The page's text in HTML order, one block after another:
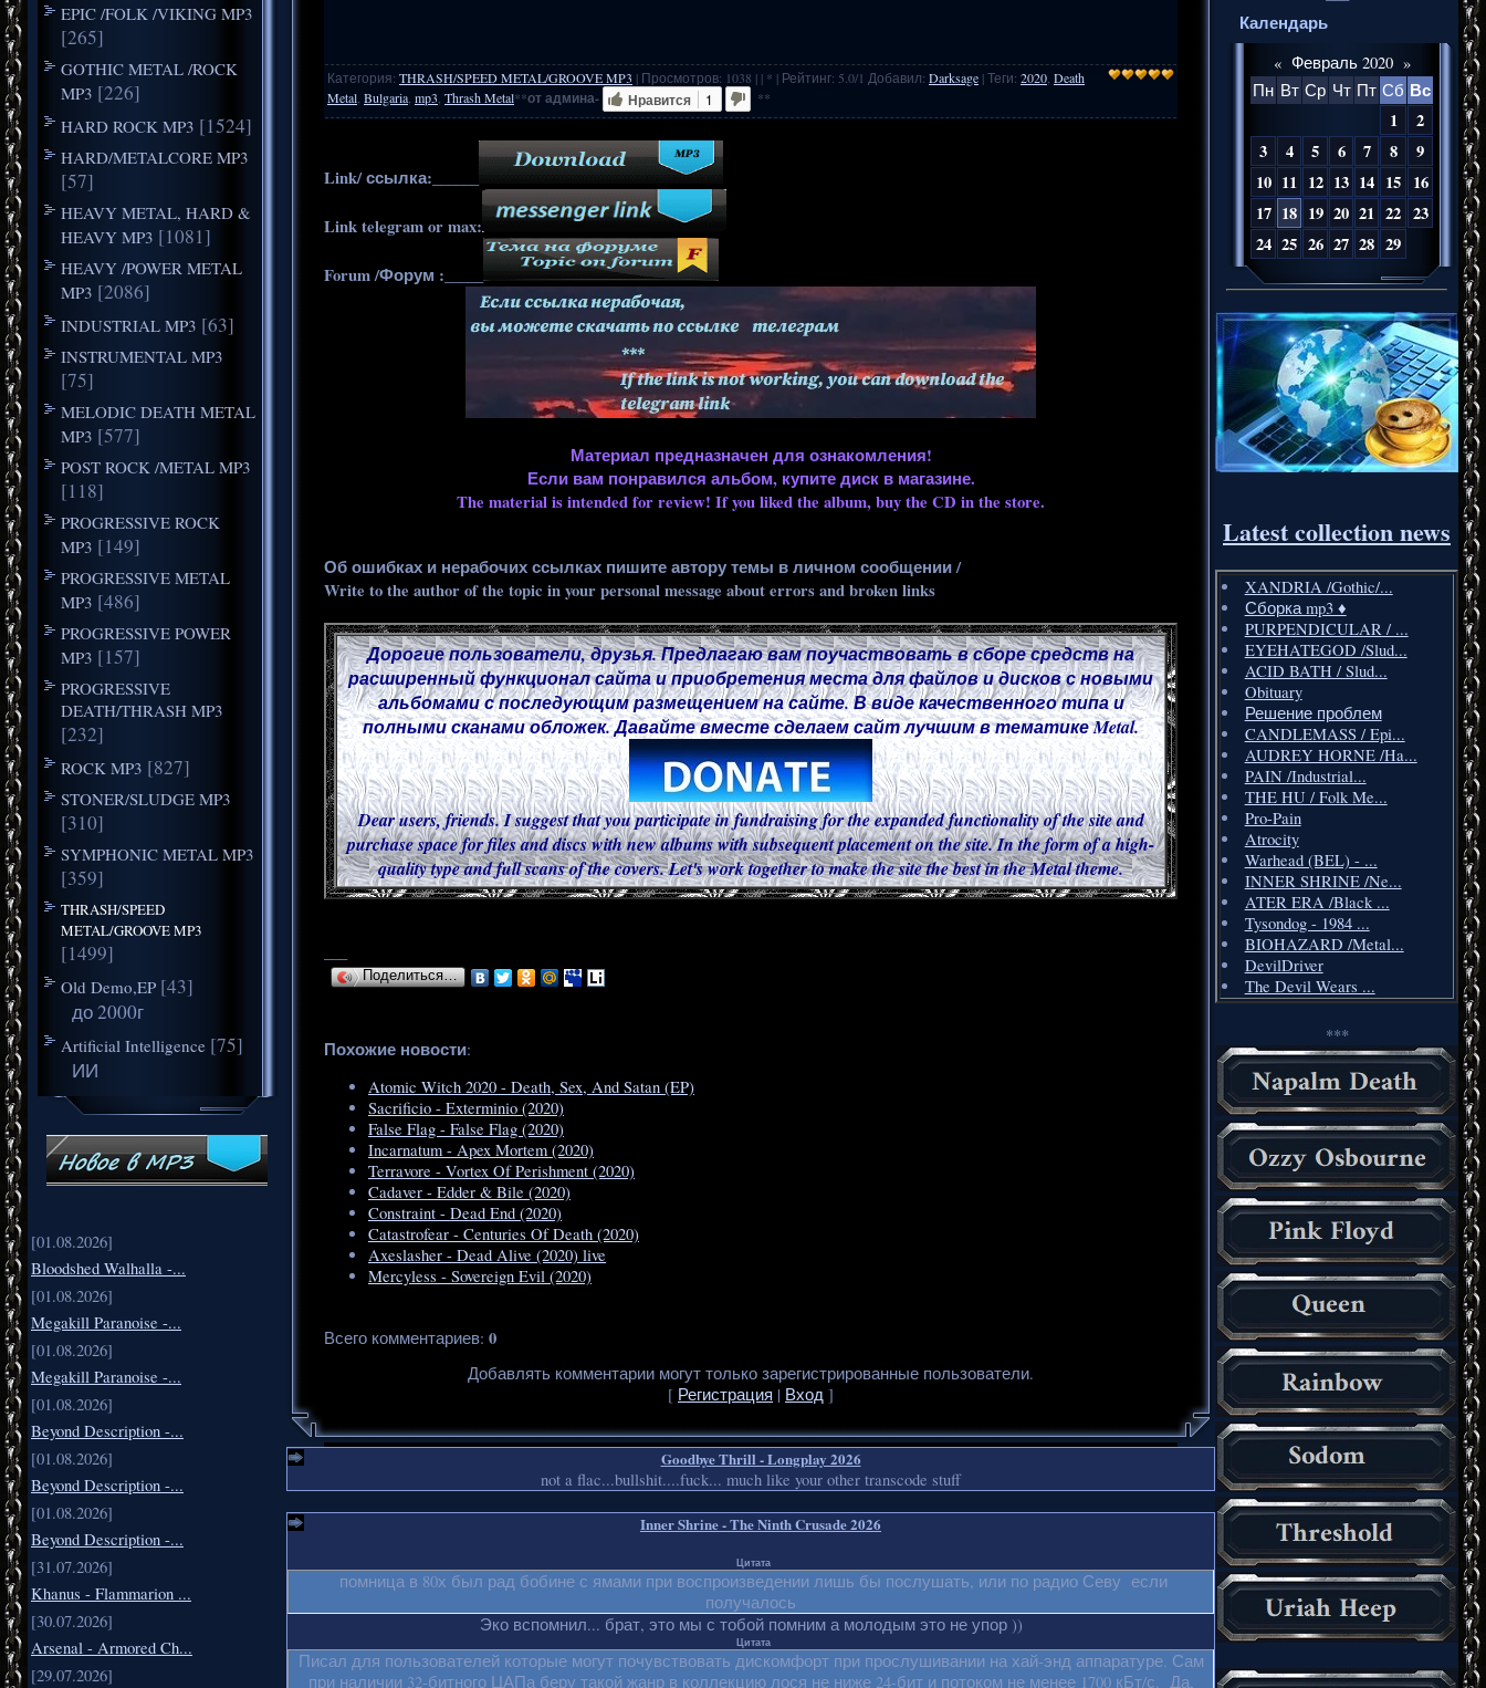
EPIC /FOLK /VIKING MP3
[265]
GOTHIC METAL /ROCK
MP3 [226]
HARD ROCK MP3 [1524]
HARD/METALCORE MP3
[57]
HEAVY METAL, HARD &
HEAVY MP3 [1081]
HEAVY /POWER METAL
MP3 [2086]
INDUSTRIAL MP3 [63]
INSTRUMENTAL MP3
[75]
MELODIC DEATH METAL
MP3 [577]
POST ROCK /METAL MP3
[118]
PROGRESSIVE ROCK
MP3 [149]
PROGRESSIVE METAL
MP3 [486]
PROGRESSIVE POWER
MP3 [157]
PROGRESSIVE
DEATH/THRASH MP3
[232]
ROCK MP3 [827]
STONER/SLUDGE MP3
[310]
SYMPHONIC METAL MP3
[359]
THRASH/SPEED
METAL/GROOVE MP3
[1499]
Old Demo,EP [43]
до 2000г
Artificial Intelligence [75]
ИИ
[01.08.2026]
Bloodshed Walhalla -...
[01.08.2026]
Megakill Paranoise -...
[01.08.2026]
Megakill Paranoise -...
[01.08.2026]
Beyond Description -...
[01.08.2026]
Beyond Description -...
[01.08.2026]
Beyond Description -...
[31.07.2026]
Khanus - Flammarion ...
[30.07.2026]
Arsenal - Armored Ch...
[29.07.2026]
Категория: THRASH/SPEED METAL/GROOVE MP3 | Просмотров: 1038 | | * | Рейтинг: 5.0/1 Добавил: Darksage |Теги: 2020 Death
Metal Bulgaria mp3 Thrash Metal**от админа- Нравится 1 **
Link/ ссылка:______
Link telegram or max:
Forum /Форум :_____
Материал предназначен для ознакомления!
Если вам понравился альбом, купите диск в магазине.
The material is intended for review! If you liked the album, buy the CD in the store.
Об ошибках и нерабочих ссылках пишите автору темы в личном сообщении /
Write to the author of the topic in your personal message about errors and broken links
Дорогие пользователи, друзья. Предлагаю вам поучаствовать в сборе средств на
расширенный функционал сайта и приобретения места для файлов и дисков с новыми
альбомами с последующим размещением на сайте. В виде качественного типа и
полными сканами обложек. Давайте вместе сделаем сайт лучшим в тематике Metal.
Dear users, friends. I suggest that you participate in fundraising for the expanded functionality of the site and
purchase space for files and discs with new albums with subsequent placement on the site. In the form of a high-
quality type and full scans of the covers. Let's work together to make the site the best in the Metal theme.
Поделиться…
Похожие новости:
Atomic Witch 2020 - Death, Sex, And Satan (EP)
Sacrificio - Exterminio (2020)
False Flag - False Flag (2020)
Incarnatum - Apex Mortem (2020)
Terravore - Vortex Of Perishment (2020)
Cadaver - Edder & Bile (2020)
Constraint - Dead End (2020)
Catastrofear - Centuries Of Death (2020)
Axeslasher - Dead Alive (2020) live
Mercyless - Sovereign Evil (2020)
Всего комментариев: 0
Добавлять комментарии могут только зарегистрированные пользователи.
[ Регистрация | Вход ]
Goodbye Thrill - Longplay 2026
not a flac...bullshit....fuck... much like your other transcode stuff
Inner Shrine - The Ninth Crusade 2026
Цитата
помница в 80х был рад бобине с ямами при воспроизведении лишь бы послушать, или по радио Севу если
получалось
Эко вспомнил... брат, это мы с тобой помним а молодым это не упор ))
Цитата
Писал для пользователей которые могут почувствовать дискомфорт при прослушивании на хай-энд аппаратуре. Сам
при наличии 32-битного ЦАПа беру такой жанр в коллекцию лося не ниже 24-бит и потоком не менее 1700 кБт/с. Да,
Календарь
« Февраль 2020 »
Пн Вт Ср Чт Пт Сб Вс
1
2
3
4 5 6 7 8
9
10 11 12 13 14 15 16
17 18 19 20 21 22 23
24 25 26 27 28 29
Latest collection news
XANDRIA /Gothic/...
Сборка mp3 ♦️
PURPENDICULAR / ...
EYEHATEGOD /Slud...
ACID BATH / Slud...
Obituary
Решение проблем
CANDLEMASS / Epi...
AUDREY HORNE /Ha...
PAIN /Industrial...
THE HU / Folk Me...
Pro-Pain
Atrocity
Warhead (BEL) - ...
INNER SHRINE /Ne...
ATER ERA /Black ...
Tysondog - 1984 ...
BIOHAZARD /Metal...
DevilDriver
The Devil Wears ...
***